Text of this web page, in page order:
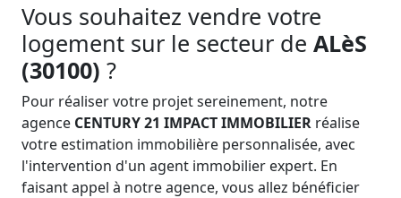
Vous souhaitez vendre votre
logement sur le secteur de ALèS
(30100) ?
Pour réaliser votre projet sereinement, notre
agence CENTURY 21 IMPACT IMMOBILIER réalise
votre estimation immobilière personnalisée, avec
l'intervention d'un agent immobilier expert. En
faisant appel à notre agence, vous allez bénéficier